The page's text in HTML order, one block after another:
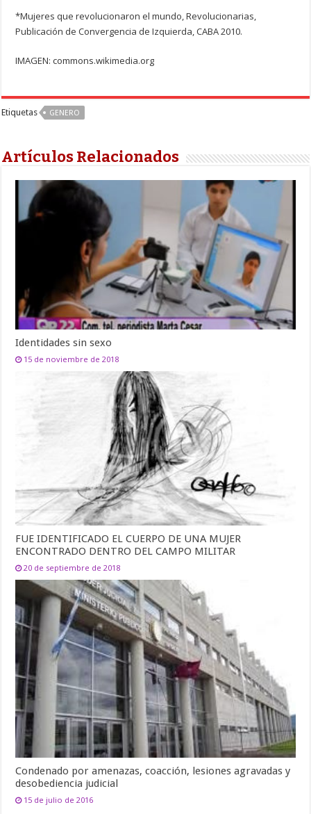
*Mujeres que revolucionaron el mundo, Revolucionarias,
Publicación de Convergencia de Izquierda, CABA 2010.
IMAGEN: commons.wikimedia.org
Etiquetas GENERO
Artículos Relacionados
Identidades sin sexo
15 de noviembre de 2018
FUE IDENTIFICADO EL CUERPO DE UNA MUJER
ENCONTRADO DENTRO DEL CAMPO MILITAR
20 de septiembre de 2018
Condenado por amenazas, coacción, lesiones agravadas y
desobediencia judicial
15 de julio de 2016